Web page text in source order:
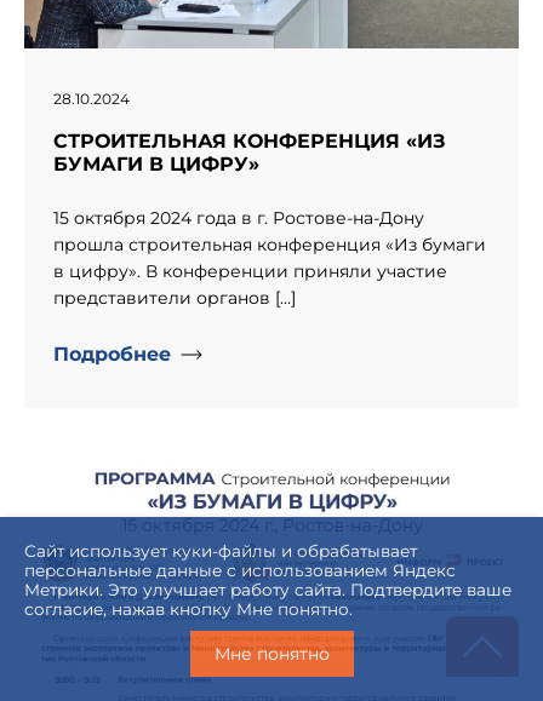
28.10.2024
СТРОИТЕЛЬНАЯ КОНФЕРЕНЦИЯ «ИЗ
БУМАГИ В ЦИФРУ»
15 октября 2024 года в г. Ростове-на-Дону
прошла строительная конференция «Из бумаги
в цифру». В конференции приняли участие
представители органов […]
Подробнее
Сайт использует куки-файлы и обрабатывает
персональные данные с использованием Яндекс
Метрики. Это улучшает работу сайта. Подтвердите ваше
согласие, нажав кнопку Мне понятно.
Мне понятно